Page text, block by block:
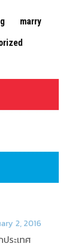
marry
2, 2016
ระเทศ